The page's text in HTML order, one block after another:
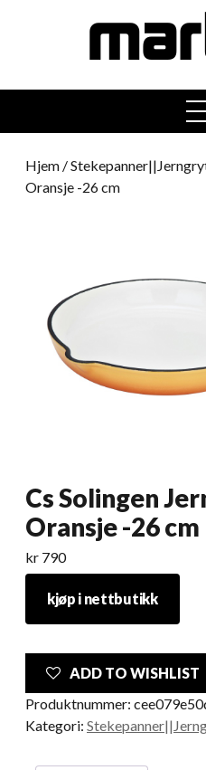
Hjem /
Oransje -26 cm
Cs Solingen
Oransje -26 cm
kr 790
kjøp i nettbutikk
ADD TO WISHLIST
Produktnummer:
Kategori: